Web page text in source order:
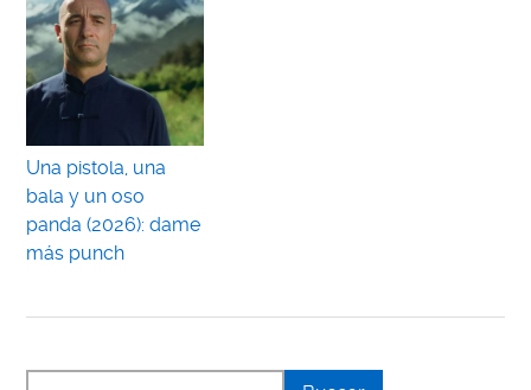
Una pistola, una
bala y un oso
panda (2026): dame
más punch